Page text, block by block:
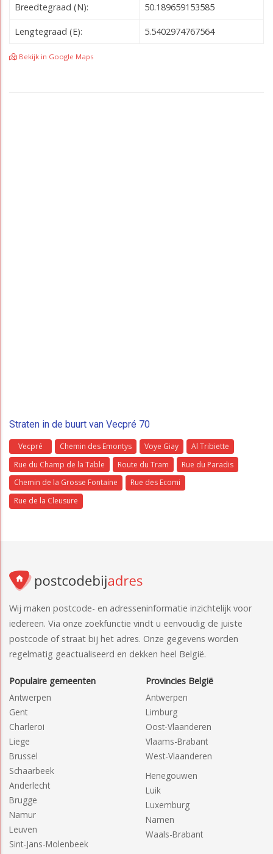
Breedtegraad (N): 50.189659153585
Lengtegraad (E): 5.5402974767564
Bekijk in Google Maps
Straten in de buurt van Vecpré 70
Vecpré Chemin des Emontys Voye Giay
Al Tribiette
Rue du Champ de la Table
Route du Tram
Rue du Paradis
Chemin de la Grosse Fontaine
Rue des Ecomi
Rue de la Cleusure
Wij maken postcode- en adresseninformatie inzichtelijk voor
iedereen. Via onze zoekfunctie vindt u eenvoudig de juiste
postcode of straat bij het adres. Onze gegevens worden
regelmatig geactualiseerd en dekken heel België.
Populaire gemeenten
Antwerpen
Gent
Charleroi
Liege
Brussel
Schaarbeek
Anderlecht
Brugge
Namur
Leuven
Sint-Jans-Molenbeek
Provincies België
Antwerpen
Limburg
Oost-Vlaanderen
Vlaams-Brabant
West-Vlaanderen
Henegouwen
Luik
Luxemburg
Namen
Waals-Brabant